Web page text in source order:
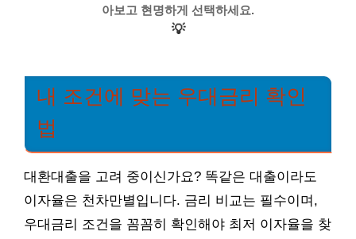
아보고 현명하게 선택하세요.
💡
내 조건에 맞는 우대금리 확인
법
대환대출을 고려 중이신가요? 똑같은 대출이라도
이자율은 천차만별입니다. 금리 비교는 필수이며,
우대금리 조건을 꼼꼼히 확인해야 최저 이자율을 찾